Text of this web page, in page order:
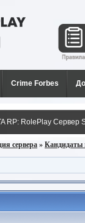
Crime Forbes
RP: RolePlay Сервер
сервера » Кандидаты